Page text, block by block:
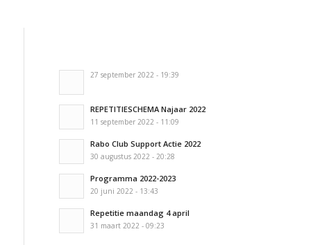
27 september 2022 - 19:39
REPETITIESCHEMA Najaar 2022
11 september 2022 - 11:09
Rabo Club Support Actie 2022
30 augustus 2022 - 20:28
Programma 2022-2023
20 juni 2022 - 13:43
Repetitie maandag 4 april
31 maart 2022 - 09:23